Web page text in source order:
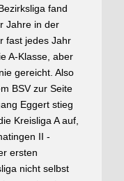
fand
Jahre in der
fast jedes Jahr
A-Klasse, aber
gereicht. Also
BSV zur Seite
Eggert stieg
Kreisliga A auf,
II -
ersten
nicht selbst